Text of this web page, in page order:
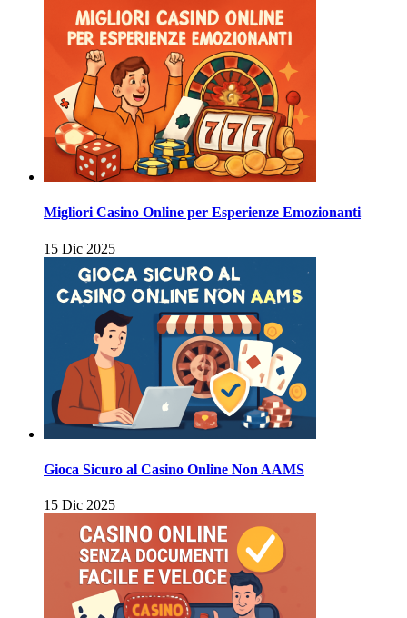
Migliori Casino Online per Esperienze Emozionanti
15 Dic 2025
Gioca Sicuro al Casino Online Non AAMS
15 Dic 2025